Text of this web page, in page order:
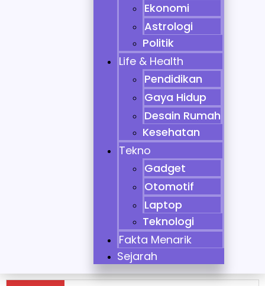
Ekonomi
Astrologi
Politik
Life & Health
Pendidikan
Gaya Hidup
Desain Rumah
Kesehatan
Tekno
Gadget
Otomotif
Laptop
Teknologi
Fakta Menarik
Sejarah